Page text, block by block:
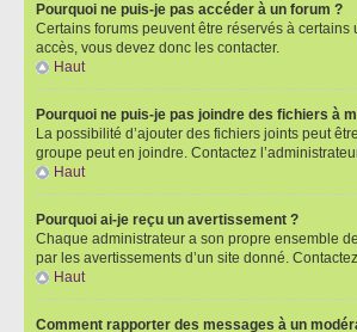
Pourquoi ne puis-je pas accéder à un forum ?
Certains forums peuvent être réservés à
accès, vous devez donc les contacter.
Haut
Pourquoi ne puis-je pas joindre des fichiers à
La possibilité d’ajouter des fichiers joints peut
groupe peut en joindre. Contactez
Haut
Pourquoi ai-je reçu un avertissement ?
Chaque administrateur a son propre ensemble
par les avertissements d’un site donné.
Haut
Comment rapporter des messages à un